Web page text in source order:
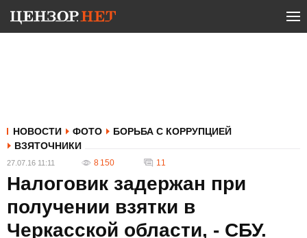
НОВОСТИ ФОТО
БОРЬБА С КОРРУПЦИЕЙ
ВЗЯТОЧНИКИ
27.07.16 11:11 8 150 11
Налоговик задержан при
получении взятки в
Черкасской области, - СБУ.